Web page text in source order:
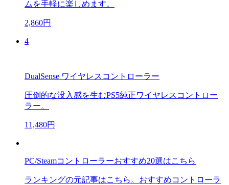
ムを手軽に楽しめます。
2,860円
4
DualSense ワイヤレスコントローラー
圧倒的な没入感を生むPS5純正ワイヤレスコントロー
ラー。
11,480円
PC/Steamコントローラーおすすめ20選はこちら
ランキングの元記事はこちら。おすすめコントローラ